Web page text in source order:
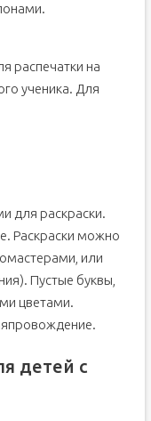
распечатки на
ученика. Для
для раскраски.
Раскраски можно
или
Пустые буквы,
цветами.
детей с